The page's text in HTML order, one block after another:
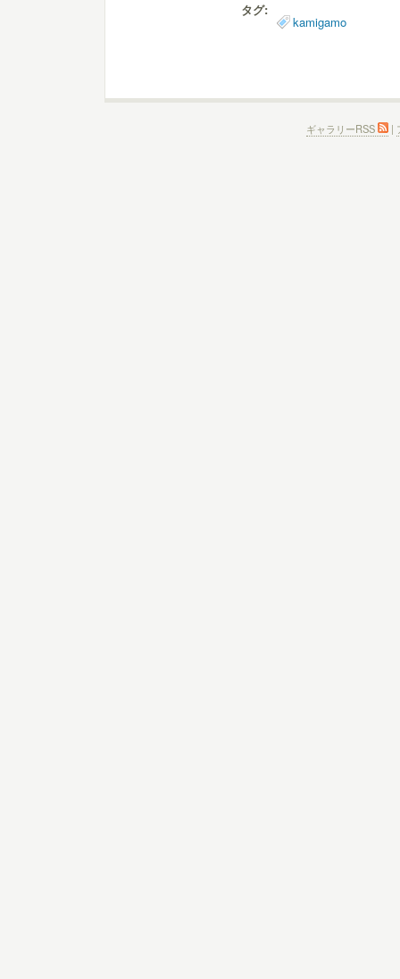
タグ:
kamigamo
ギャラリーRSS |